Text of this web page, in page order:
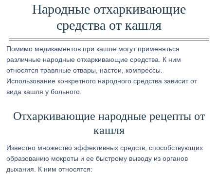
Народные отхаркивающие
средства от кашля
Помимо медикаментов при кашле могут применяться
различные народные отхаркивающие средства. К ним
относятся травяные отвары, настои, компрессы.
Использование конкретного народного средства зависит от
вида кашля у больного.
Отхаркивающие народные рецепты от
кашля
Известно множество эффективных средств, способствующих
образованию мокроты и ее быстрому выводу из органов
дыхания. К ним относятся: